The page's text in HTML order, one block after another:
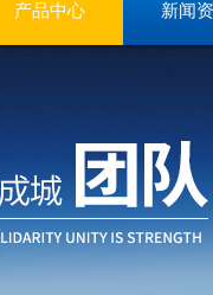
产品中心 新闻